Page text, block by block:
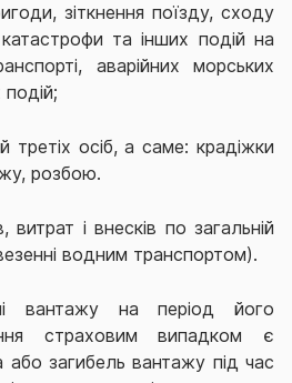
зіткнення поїзду, сходу
та інших подій на
аварійних морських
подій;
третіх осіб, а саме: крадіжки
розбою.
витрат і внесків по загальній
водним транспортом).
вантажу на період його
страховим випадком є
загибель вантажу під час